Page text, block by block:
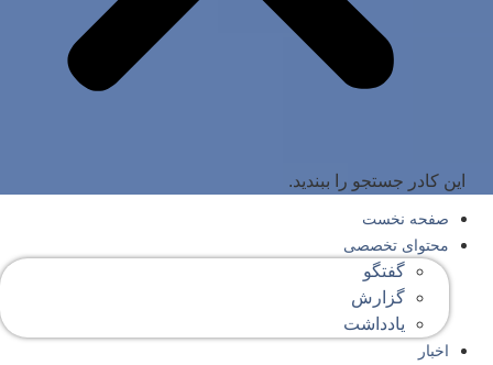
این کادر جستجو را ببندید.
صفحه‌ نخست
محتوای‌ تخصصی
گفتگو
گزارش
یادداشت
اخبار